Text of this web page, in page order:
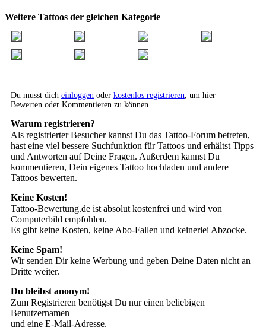
Weitere Tattoos der gleichen Kategorie
Du musst dich einloggen oder kostenlos registrieren , um hier
Bewerten oder Kommentieren zu können.
Warum registrieren?
Als registrierter Besucher kannst Du das Tattoo-Forum betreten,
hast eine viel bessere Suchfunktion für Tattoos und erhältst Tipps
und Antworten auf Deine Fragen. Außerdem kannst Du
kommentieren, Dein eigenes Tattoo hochladen und andere
Tattoos bewerten.
Keine Kosten!
Tattoo-Bewertung.de ist absolut kostenfrei und wird von
Computerbild empfohlen.
Es gibt keine Kosten, keine Abo-Fallen und keinerlei Abzocke.
Keine Spam!
Wir senden Dir keine Werbung und geben Deine Daten nicht an
Dritte weiter.
Du bleibst anonym!
Zum Registrieren benötigst Du nur einen beliebigen
Benutzernamen
und eine E-Mail-Adresse.